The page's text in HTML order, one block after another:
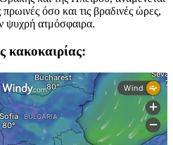
όσο και τις βραδινές ώρες,
ψυχρή ατμόσφαιρα.
κακοκαιρίας: